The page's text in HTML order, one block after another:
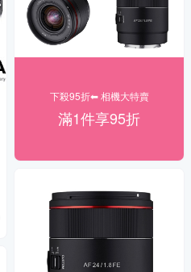
下殺95折⬅︎ 相機大特賣
滿1件享95折